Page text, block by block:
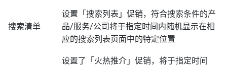
搜索清单
设置「搜索列表」促销，符合搜索条件的产
品/服务/公司将于指定时间内随机显示在相
应的搜索列表页面中的特定位置
设置了「火热推介」促销，将于指定时间